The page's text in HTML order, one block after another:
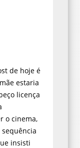
de hoje é
estaria
licença
o cinema,
insisti